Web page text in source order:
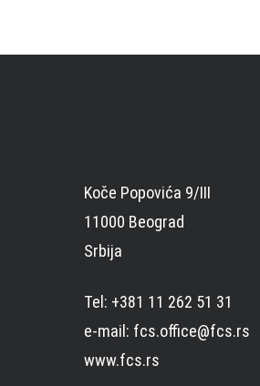
Koče Popovića 9/III
11000 Beograd
Srbija
Tel: +381 11 262 51 31
e-mail: fcs.office@fcs.rs
www.fcs.rs